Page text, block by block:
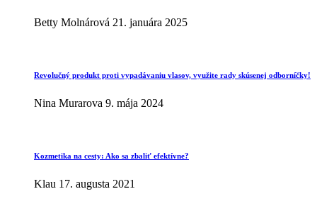
Betty Molnárová 21. januára 2025
Revolučný produkt proti vypadávaniu vlasov, využite rady skúsenej odborníčky!
Nina Murarova 9. mája 2024
Kozmetika na cesty: Ako sa zbaliť efektívne?
Klau 17. augusta 2021